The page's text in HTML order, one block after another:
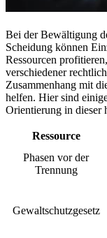
Bei der Bewältigung
Scheidung können
Ressourcen
verschiedener
Zusammenhang mit
helfen. Hier sind
Orientierung in dieser
Ressource
Phasen vor der
Trennung
Gewaltschutzgesetz